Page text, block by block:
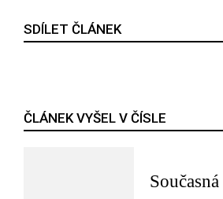
SDÍLET ČLÁNEK
ČLÁNEK VYŠEL V ČÍSLE